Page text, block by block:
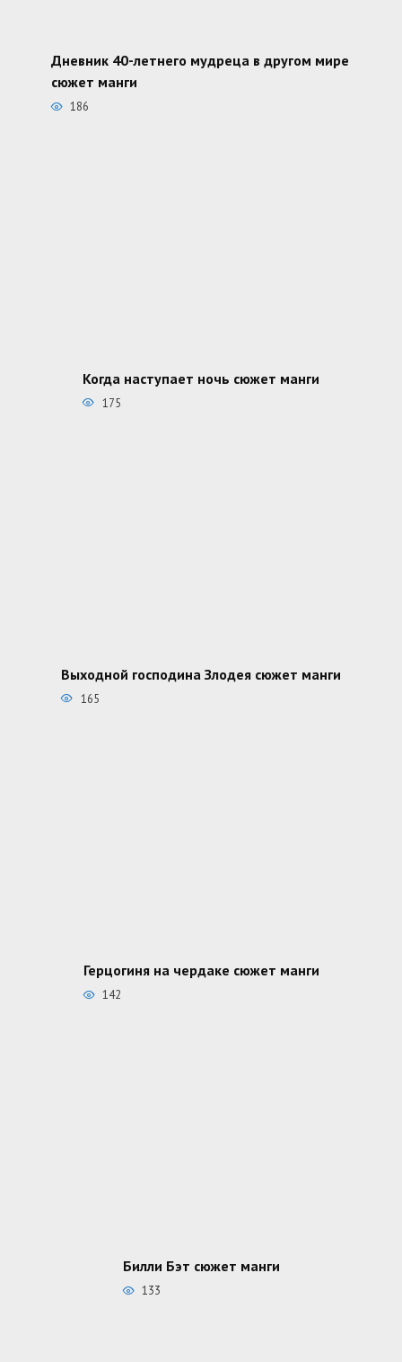
Дневник 40-летнего мудреца в другом мире
сюжет манги
186
Когда наступает ночь сюжет манги
175
Выходной господина Злодея сюжет манги
165
Герцогиня на чердаке сюжет манги
142
Билли Бэт сюжет манги
133